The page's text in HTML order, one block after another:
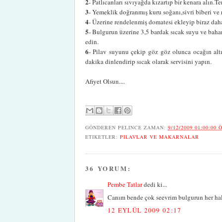
- Patlıcanları sıvıyağda kızartıp bir kenara
3- Yemeklik doğranmış kuru soğanı,sivri biberi
4- Üzerine rendelenmiş domatesi ekleyip biraz
5- Bulgurun üzerine 3,5 bardak sıcak suyu ve
edin.
6- Pilav suyunu çekip göz göz olunca ocağın
dakika dinlendirip sıcak olarak servisini yapın.
Afiyet Olsun....
GÖNDEREN PELINCE ZAMAN:9/12/2009 01:00:00
ETIKETLER: PILAVLAR VE MAKARNALAR
36 YORUM:
Pembe Tatlardedi ki...
Canım bende çok seevrim bulgurun her
12 EYLÜL 2009 02:17